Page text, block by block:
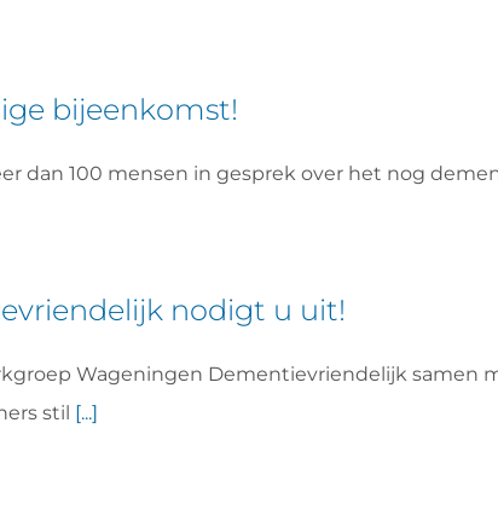
bijeenkomst!
dan 100 mensen in gesprek over het nog
nodigt u uit!
Wageningen Dementievriendelijk
stil [...]